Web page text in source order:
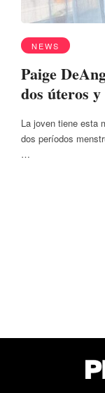
NEWS
Paige
dos úteros
La joven tiene esta
dos períodos
…